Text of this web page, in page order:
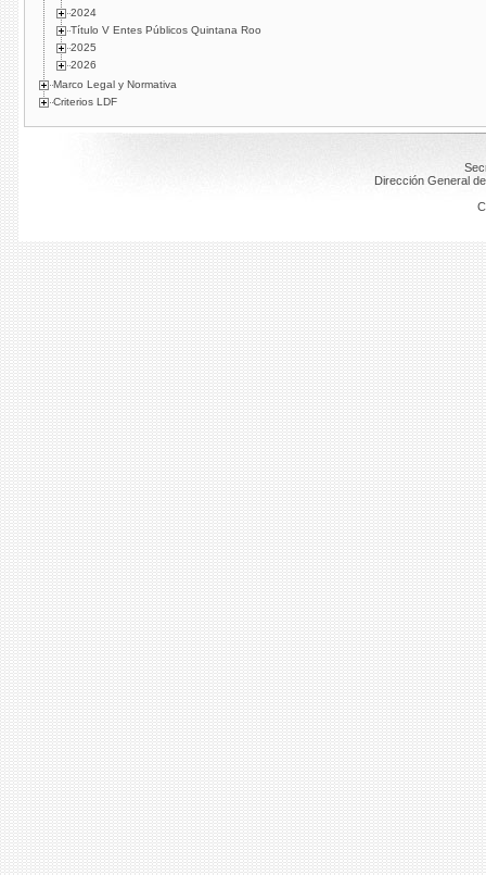
2024
Título V Entes Públicos Quintana Roo
2025
2026
Marco Legal y Normativa
Criterios LDF
Dirección General